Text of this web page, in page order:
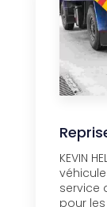
KEVIN
service
pour